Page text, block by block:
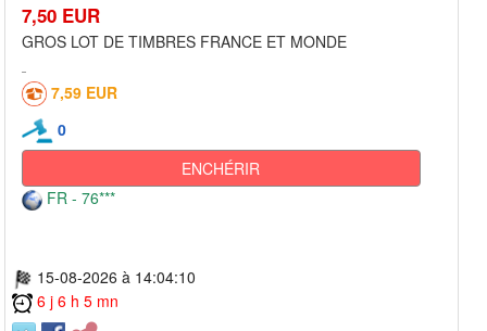
7,50 EUR
GROS LOT DE TIMBRES FRANCE ET MONDE
7,59 EUR
0
ENCHÉRIR
FR - 76***
15-08-2026 à 14:04:10
6 j 6 h 5 mn